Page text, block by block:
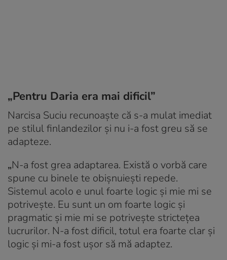
„Pentru Daria era mai dificil”
Narcisa Suciu recunoaște că s-a mulat imediat
pe stilul finlandezilor și nu i-a fost greu să se
adapteze.
„N-a fost grea adaptarea. Există o vorbă care
spune cu binele te obișnuiești repede.
Sistemul acolo e unul foarte logic și mie mi se
potrivește. Eu sunt un om foarte logic și
pragmatic și mie mi se potrivește strictețea
lucrurilor. N-a fost dificil, totul era foarte clar și
logic și mi-a fost ușor să mă adaptez.